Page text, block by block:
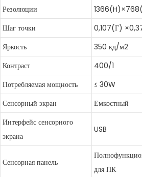
Резолюции
Шаг точки
0,107(Г)
Яркость
350 кд/м2
Контраст
400/1
Потребляемая мощность
≤ 30W
Сенсорный экран
Емкостный
Интерфейс сенсорного
экрана
USB
Сенсорная панель
для ПК